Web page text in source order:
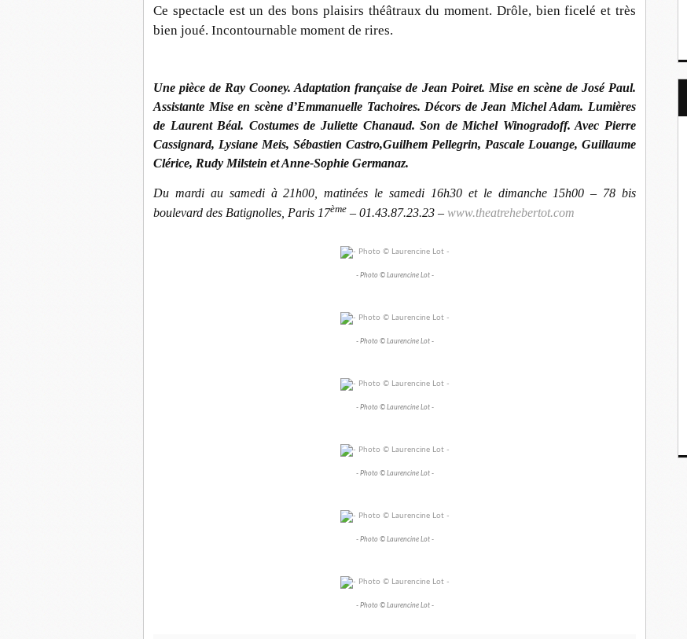
Ce spectacle est un des bons plaisirs théâtraux du moment. Drôle, bien ficelé et très
bien joué. Incontournable moment de rires.
Une pièce de Ray Cooney. Adaptation française de Jean Poiret. Mise en scène de José Paul.
Assistante Mise en scène d’Emmanuelle Tachoires. Décors de Jean Michel Adam. Lumières
de Laurent Béal. Costumes de Juliette Chanaud. Son de Michel Winogradoff. Avec Pierre
Cassignard, Lysiane Meis, Sébastien Castro,Guilhem Pellegrin, Pascale Louange, Guillaume
Clérice, Rudy Milstein et Anne-Sophie Germanaz.
Du mardi au samedi à 21h00, matinées le samedi 16h30 et le dimanche 15h00 – 78 bis
boulevard des Batignolles, Paris 17ème – 01.43.87.23.23 – www.theatrehebertot.com
- Photo © Laurencine Lot -
- Photo © Laurencine Lot -
- Photo © Laurencine Lot -
- Photo © Laurencine Lot -
- Photo © Laurencine Lot -
- Photo © Laurencine Lot -